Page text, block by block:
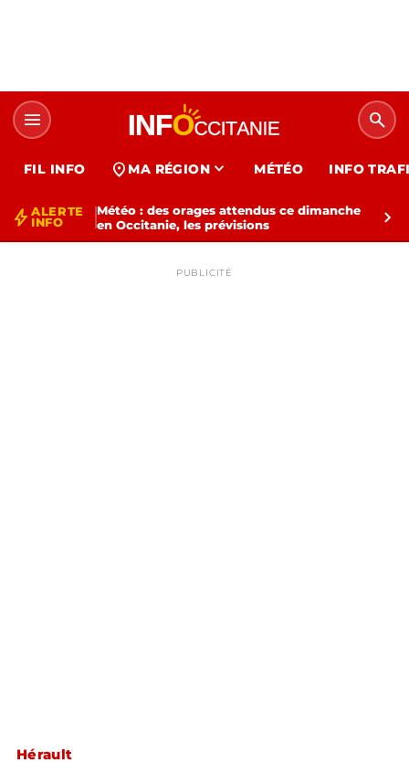
menu search
FIL INFO location_on MA RÉGION expand_more MÉTÉO INFO
bolt ALERTE
INFO
Météo : des orages attendus ce dimanche
en Occitanie, les prévisions
chevron_right
PUBLICITÉ
Hérault